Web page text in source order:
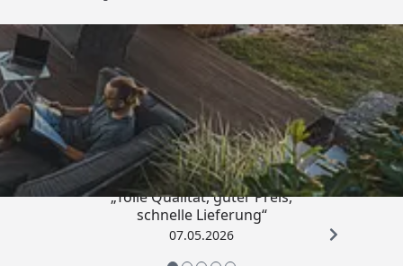
Trusted Shops
4,67/ 5
„Tolle Qualität, guter Preis,
schnelle Lieferung“
07.05.2026